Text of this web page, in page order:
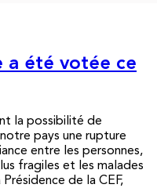
a été votée ce
la possibilité de
pays une rupture
entre les personnes,
fragiles et les malades
de la CEF,